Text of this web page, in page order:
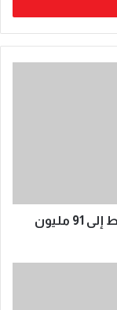
خبراء يتوقعون ارتفاع الطلب على النفط إلى 91 مليون